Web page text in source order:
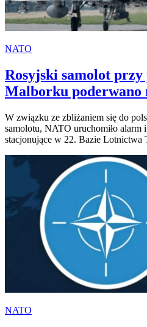
NATO
Rosyjski samolot
Malborku poderwano
W związku ze zbliżaniem się do
samolotu, NATO uruchomiło alarm
stacjonujące w 22. Bazie Lotnictwa
NATO